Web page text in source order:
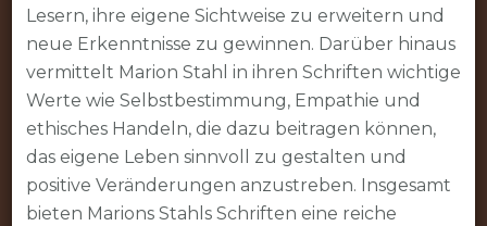
Lesern, ihre eigene Sichtweise zu erweitern und
neue Erkenntnisse zu gewinnen. Darüber hinaus
vermittelt Marion Stahl in ihren Schriften wichtige
Werte wie Selbstbestimmung, Empathie und
ethisches Handeln, die dazu beitragen können,
das eigene Leben sinnvoll zu gestalten und
positive Veränderungen anzustreben. Insgesamt
bieten Marions Stahls Schriften eine reiche